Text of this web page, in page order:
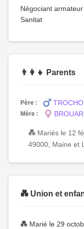
Négociant
Sanitat
👨‍👩‍👧 Parents
Père :
Mère :
💑 Mariés le 12
49000, Maine et
💑 Union et
💑 Marié le 29